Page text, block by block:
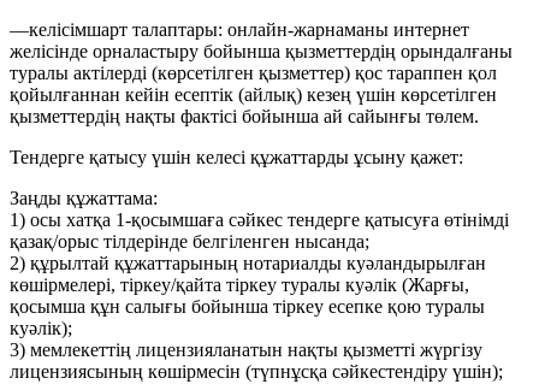
—келісімшарт талаптары: онлайн-жарнаманы интернет
желісінде орналастыру бойынша қызметтердің орындалғаны
туралы актілерді (көрсетілген қызметтер) қос тараппен қол
қойылғаннан кейін есептік (айлық) кезең үшін көрсетілген
қызметтердің нақты фактісі бойынша ай сайынғы төлем.
Тендерге қатысу үшін келесі құжаттарды ұсыну қажет:
Заңды құжаттама:
1) осы хатқа 1-қосымшаға сәйкес тендерге қатысуға өтінімді
қазақ/орыс тілдерінде белгіленген нысанда;
2) құрылтай құжаттарының нотариалды куәландырылған
көшірмелері, тіркеу/қайта тіркеу туралы куәлік (Жарғы,
қосымша құн салығы бойынша тіркеу есепке қою туралы
куәлік);
3) мемлекеттің лицензияланатын нақты қызметті жүргізу
лицензиясының көшірмесін (түпнұсқа сәйкестендіру үшін);